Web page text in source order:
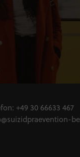
+49 30 66633 467